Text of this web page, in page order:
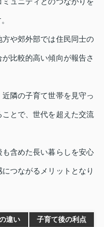
や郊外部では住民同士の
比較的高い傾向が報告さ
隣の子育て世帯を見守っ
とで、世代を超えた交流
含めた長い暮らしを安心
つながるメリットとなり
違い 子育て後の利点